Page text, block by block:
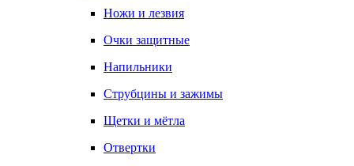
Ножи и лезвия
Очки защитные
Напильники
Струбцины и зажимы
Щетки и мётла
Отвертки